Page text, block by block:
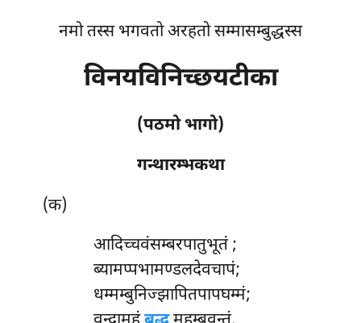
नमो तस्स भगवतो अरहतो सम्मासम्बुद्धस्स
विनयविनिच्छयटीका
(पठमो भागो)
गन्थारम्भकथा
(क)
आदिच्चवंसम्बरपातुभूतं;
ब्यामप्पभामण्डलदेवचापं;
धम्मम्बुनिज्झापितपापघम्मं;